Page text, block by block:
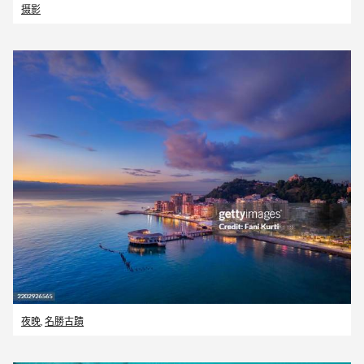
摄影
夜晚 名勝古蹟